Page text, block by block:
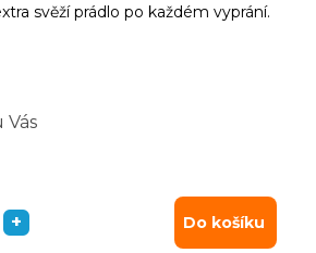
svěží prádlo po každém vyprání.
Vás
+ Do košíku